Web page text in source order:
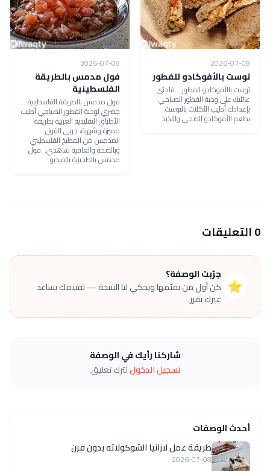
2026-07-08
توست بالأفوكادو للفطور
توست بالأفوكادو للفطور .. فاجئي
عائلتك على وجبة الفطور الصباحي
بإعدادك أطيب الأكلات بالتوست
بطعم الأفوكادو الصحي واللذيذ
2026-07-08
فول مدمس بالطريقة
الفلسطينية
فول مدمس بالطريقة الفلسطينية ...
حضري لوجبة الفطور الصباحي أطيب
الأطباق التقليدية العربية بطريقة
مميزة وشهية، جربي الفول
المدمس من المطبخ الفلسطيني
وبالصحة والعافية شاهدي: فول
مدمس بالطحينية بالفيديو
0 التعليقات
⭐
جرّبت الوصفة؟
كن أول من يقيّمها ويحكي لنا النتيجة — تقييمك يساعد
غيرك يقرر.
شاركنا رأيك في الوصفة
تسجيل الدخوللترك تعليق.
أحدث الوصفات
طريقة عمل لازانيا الشوكولاته بدون فرن
2026-07-08